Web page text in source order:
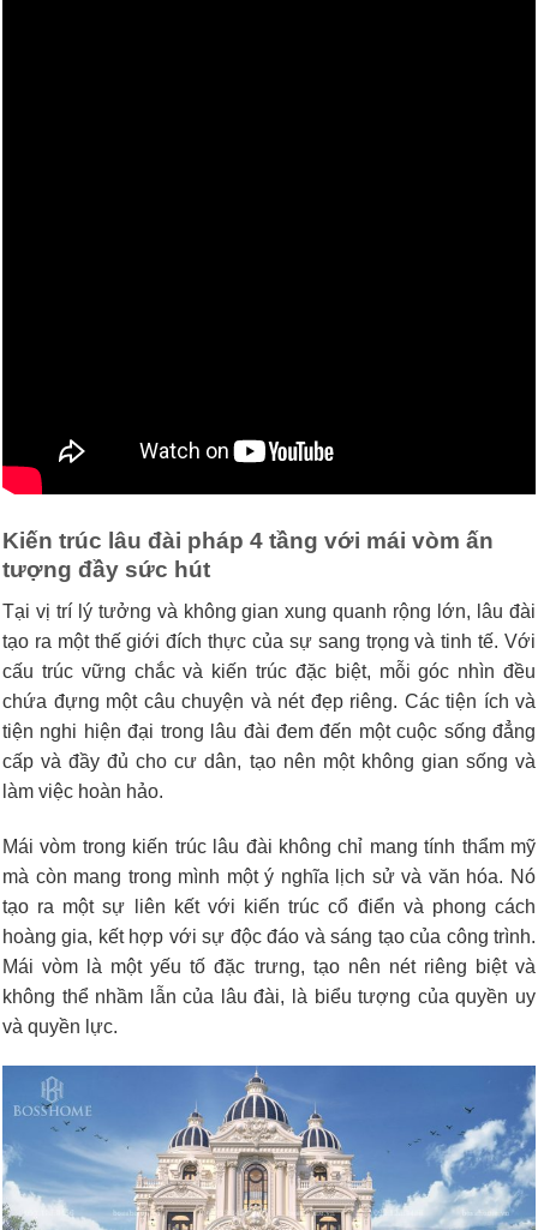
Kiến trúc lâu đài pháp 4 tầng với mái vòm ấn
tượng đầy sức hút
Tại vị trí lý tưởng và không gian xung quanh rộng lớn, lâu đài
tạo ra một thế giới đích thực của sự sang trọng và tinh tế. Với
cấu trúc vững chắc và kiến trúc đặc biệt, mỗi góc nhìn đều
chứa đựng một câu chuyện và nét đẹp riêng. Các tiện ích và
tiện nghi hiện đại trong lâu đài đem đến một cuộc sống đẳng
cấp và đầy đủ cho cư dân, tạo nên một không gian sống và
làm việc hoàn hảo.
Mái vòm trong kiến trúc lâu đài không chỉ mang tính thẩm mỹ
mà còn mang trong mình một ý nghĩa lịch sử và văn hóa. Nó
tạo ra một sự liên kết với kiến trúc cổ điển và phong cách
hoàng gia, kết hợp với sự độc đáo và sáng tạo của công trình.
Mái vòm là một yếu tố đặc trưng, tạo nên nét riêng biệt và
không thể nhầm lẫn của lâu đài, là biểu tượng của quyền uy
và quyền lực.